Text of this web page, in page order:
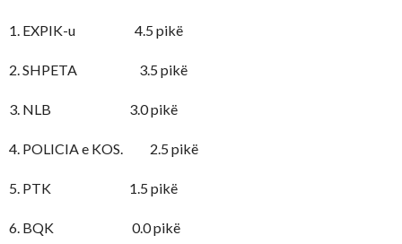
1. EXPIK-u 4.5 pikë
2. SHPETA 3.5 pikë
3. NLB 3.0 pikë
4. POLICIA e KOS. 2.5 pikë
5. PTK 1.5 pikë
6. BQK 0.0 pikë